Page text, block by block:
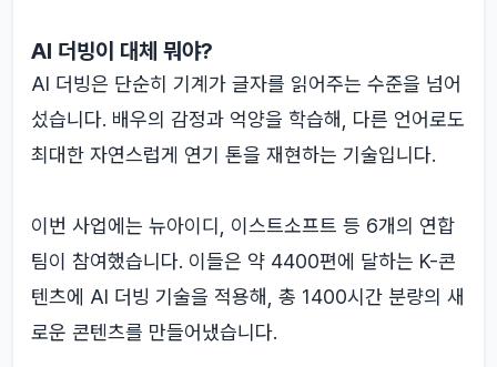
AI 더빙이 대체 뭐야?
AI 더빙은 단순히 기계가 글자를 읽어주는 수준을 넘어
섰습니다. 배우의 감정과 억양을 학습해, 다른 언어로도
최대한 자연스럽게 연기 톤을 재현하는 기술입니다.
이번 사업에는 뉴아이디, 이스트소프트 등 6개의 연합
팀이 참여했습니다. 이들은 약 4400편에 달하는 K-콘
텐츠에 AI 더빙 기술을 적용해, 총 1400시간 분량의 새
로운 콘텐츠를 만들어냈습니다.